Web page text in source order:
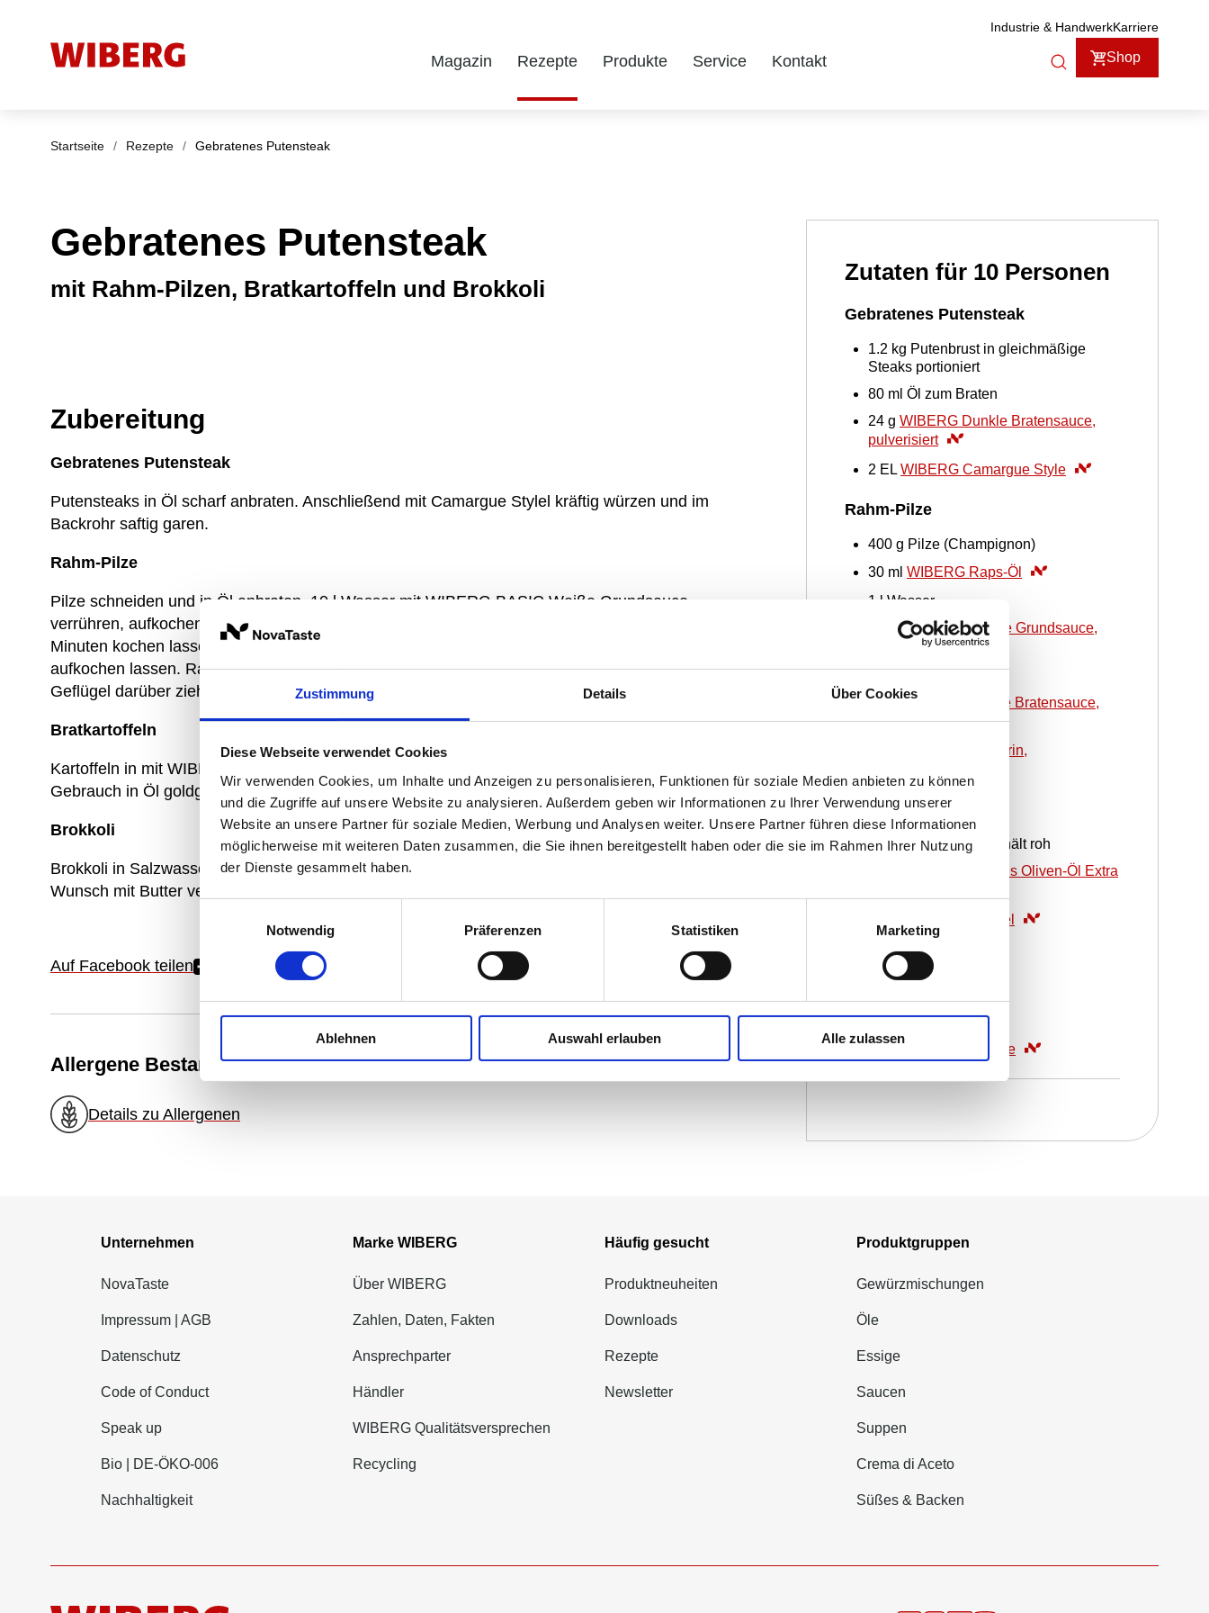
Zustimmung Details Über Cookies
Diese Webseite verwendet Cookies
Wir verwenden Cookies, um Inhalte und Anzeigen zu personalisieren, Funktionen für soziale Medien anbieten zu können
und die Zugriffe auf unsere Website zu analysieren. Außerdem geben wir Informationen zu Ihrer Verwendung unserer
Website an unsere Partner für soziale Medien, Werbung und Analysen weiter. Unsere Partner führen diese Informationen
möglicherweise mit weiteren Daten zusammen, die Sie ihnen bereitgestellt haben oder die sie im Rahmen Ihrer Nutzung
der Dienste gesammelt haben.
Notwendig
Präferenzen Statistiken Marketing
Ablehnen Auswahl erlauben Alle zulassen
Industrie & HandwerkKarriere
Magazin Rezepte Produkte Service Kontakt Shop
Startseite / Rezepte / Gebratenes Putensteak
Gebratenes Putensteak
mit Rahm-Pilzen, Bratkartoffeln und Brokkoli
Zutaten für 10 Personen
Gebratenes Putensteak
1.2 kg Putenbrust in gleichmäßige
Steaks portioniert
80 ml Öl zum Braten
24 g WIBERG Dunkle Bratensauce,
pulverisiert
2 EL WIBERG Camargue Style
Rahm-Pilze
400 g Pilze (Champignon)
30 ml WIBERG Raps-Öl
1 l Wasser
g WIBERG Weiße Grundsauce,
pulverisiert
7.5 g WIBERG Dunkle Bratensauce,
pulverisiert
WIBERG Rosmarin,
Bratkartoffeln
800 g Kartoffeln geschält roh
WIBERG Natives Oliven-Öl Extra
WIBERG Kartoffel
Brokkoli
25 g Butter
WIBERG Gemüse
Zubereitung
Gebratenes Putensteak
Putensteaks in Öl scharf anbraten. Anschließend mit Camargue Stylel kräftig würzen und im
Backrohr saftig garen.
Rahm-Pilze
Pilze schneiden und in Öl anbraten. 10 l Wasser mit WIBERG BASIC Weiße Grundsauce
verrühren, aufkochen lassen und zu den Pilzen geben. Mit Rosmarin abschmecken und einige
Minuten kochen lassen. 1,5 l Wasser mit WIBERG BASIC dunkle Bratensauce verrühren und
aufkochen lassen. Rahm-Pilze am Teller anrichten und jeweils einen Esslöffel vom Bratensaft für
Geflügel darüber ziehen.
Bratkartoffeln
Kartoffeln in mit WIBERG BASIC Kartoffel gewürztem Wasser weich kochen. Die Kartoffeln vor
Gebrauch in Öl goldgelb braten und nochmals mit WIBERG BASIC Kartoffel abschmecken.
Brokkoli
Brokkoli in Salzwasser blanchieren und mit WIBERG BASIC Gemüse abschmecken. Je nach
Wunsch mit Butter verfeinern.
Auf Facebook teilen
Allergene Bestandteile
Details zu Allergenen
Unternehmen
NovaTaste
Impressum | AGB
Datenschutz
Code of Conduct
Speak up
Bio | DE-ÖKO-006
Nachhaltigkeit
Marke WIBERG
Über WIBERG
Zahlen, Daten, Fakten
Ansprechparter
Händler
WIBERG Qualitätsversprechen
Recycling
Häufig gesucht
Produktneuheiten
Downloads
Rezepte
Newsletter
Produktgruppen
Gewürzmischungen
Öle
Essige
Saucen
Suppen
Crema di Aceto
Süßes & Backen